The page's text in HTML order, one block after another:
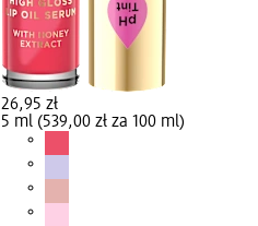
26,95 zł
5 ml (539,00 zł za 100 ml)